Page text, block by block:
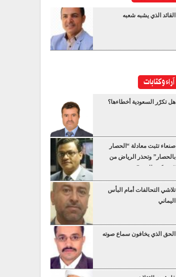
القائد الذي يشبه شعبه
آراء وكتابات
هل تكرّر السعودية أخطاءها؟
صنعاء تثبت معادلة “الحصار
بالحصار” وتحذر الرياض من
“عسكرة البحر”
تلاشي التحالفات أمام البأس
اليماني
الحق الذي يخافون سماع صوته